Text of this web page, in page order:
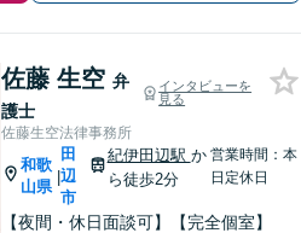
佐藤 生空 弁
護士
インタビューを
見る
佐藤生空法律事務所
和歌
山県
|
田
辺
市
紀伊田辺駅 か
ら徒歩2分
営業時間：本
日定休日
【夜間・休日面談可】【完全個室】